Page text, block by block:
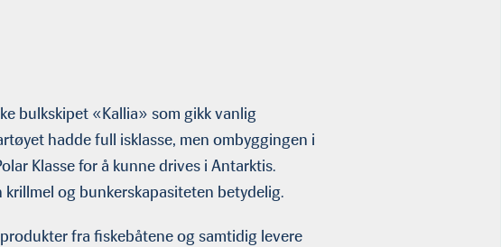
bulkskipet «Kallia» som gikk vanlig
hadde full isklasse, men ombyggingen i
Klasse for å kunne drives i Antarktis.
og bunkerskapasiteten betydelig.
fra fiskebåtene og samtidig levere